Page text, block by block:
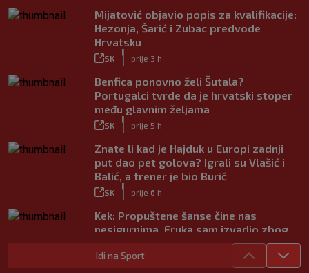
Mijatović objavio popis za kvalifikacije:
Hezonja, Šarić i Zubac predvode
Hrvatsku
SK prije 3 h
Benfica ponovno želi Šutala?
Portugalci tvrde da je hrvatski stoper
među glavnim željama
SK prije 5 h
Znate li kad je Hajduk u Europi zadnji
put dao pet golova? Igrali su Vlašić i
Balić, a trener je bio Burić
SK prije 6 h
Kek: Propuštene šanse čine nas
nesigurnima. Fruka sam izvadio zbog
ozljede, pripremamo se na život bez
njega
Idi na Sport